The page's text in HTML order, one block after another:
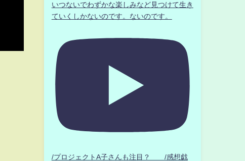
いつないでわずかな楽しみなど見つけて生き
ていくしかないのです。ないのです。
/プロジェクトA子さんも注目？ /感想戯